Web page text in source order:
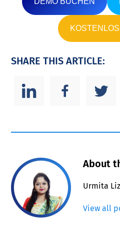
SHARE THIS ARTICLE:
About
Urmita
View all